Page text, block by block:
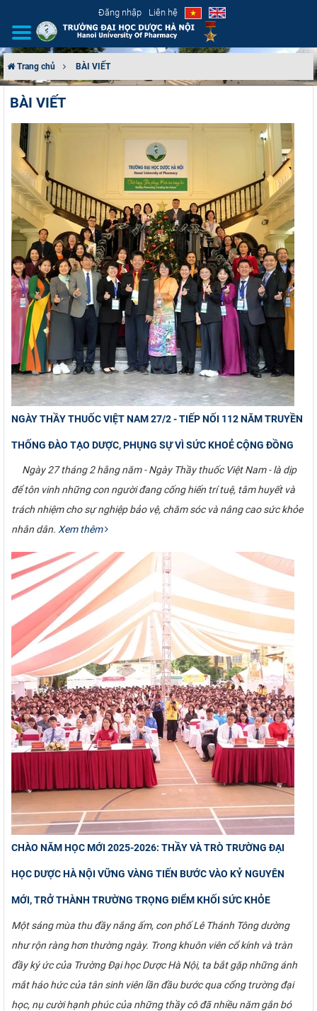
Đăng nhập Liên hệ
GIỚI THIỆU
CƠ CẤU TỔ CHỨC
TUYỂN SINH
ĐÀO TẠO
ĐẢM BẢO CHẤT LƯỢNG
KHOA HỌC CÔNG NGHỆ
HTQT
CỰU NGƯỜI HỌC
Trang chủ BÀI VIẾT
BÀI VIẾT
NGÀY THẦY THUỐC VIỆT NAM 27/2 - TIẾP NỐI 112 NĂM TRUYỀN
THỐNG ĐÀO TẠO DƯỢC, PHỤNG SỰ VÌ SỨC KHOẺ CỘNG ĐỒNG
Ngày 27 tháng 2 hằng năm - Ngày Thầy thuốc Việt Nam - là dịp
để tôn vinh những con người đang cống hiến trí tuệ, tâm huyết và
trách nhiệm cho sự nghiệp bảo vệ, chăm sóc và nâng cao sức khỏe
nhân dân.Xem thêm
CHÀO NĂM HỌC MỚI 2025-2026: THẦY VÀ TRÒ TRƯỜNG ĐẠI
HỌC DƯỢC HÀ NỘI VỮNG VÀNG TIẾN BƯỚC VÀO KỶ NGUYÊN
MỚI, TRỞ THÀNH TRƯỜNG TRỌNG ĐIỂM KHỐI SỨC KHỎE
Một sáng mùa thu đầy nắng ấm, con phố Lê Thánh Tông dường
như rộn ràng hơn thường ngày. Trong khuôn viên cổ kính và tràn
đầy ký ức của Trường Đại học Dược Hà Nội, ta bắt gặp những ánh
mắt háo hức của tân sinh viên lần đầu bước qua cổng trường đại
học, nụ cười hạnh phúc của những thầy cô đã nhiều năm gắn bó